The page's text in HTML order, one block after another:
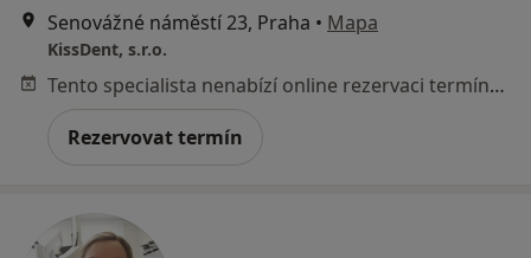
Senovážné náměstí 23, Praha • Mapa
KissDent, s.r.o.
Tento specialista nenabízí online rezervaci termínu na této adrese.
Rezervovat termín